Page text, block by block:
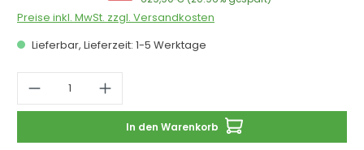
Preise inkl. MwSt. zzgl. Versandkosten
Lieferbar, Lieferzeit: 1-5 Werktage
Produkt Anzahl: Gib den
In den Warenkorb